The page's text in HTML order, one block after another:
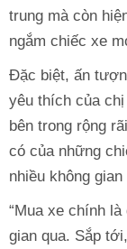
trung mà còn
ngắm chiếc xe
Đặc biệt, ấn
yêu thích của chị
bên trong rộng
có của những
nhiều không
“Mua xe chính
gian qua. Sắp